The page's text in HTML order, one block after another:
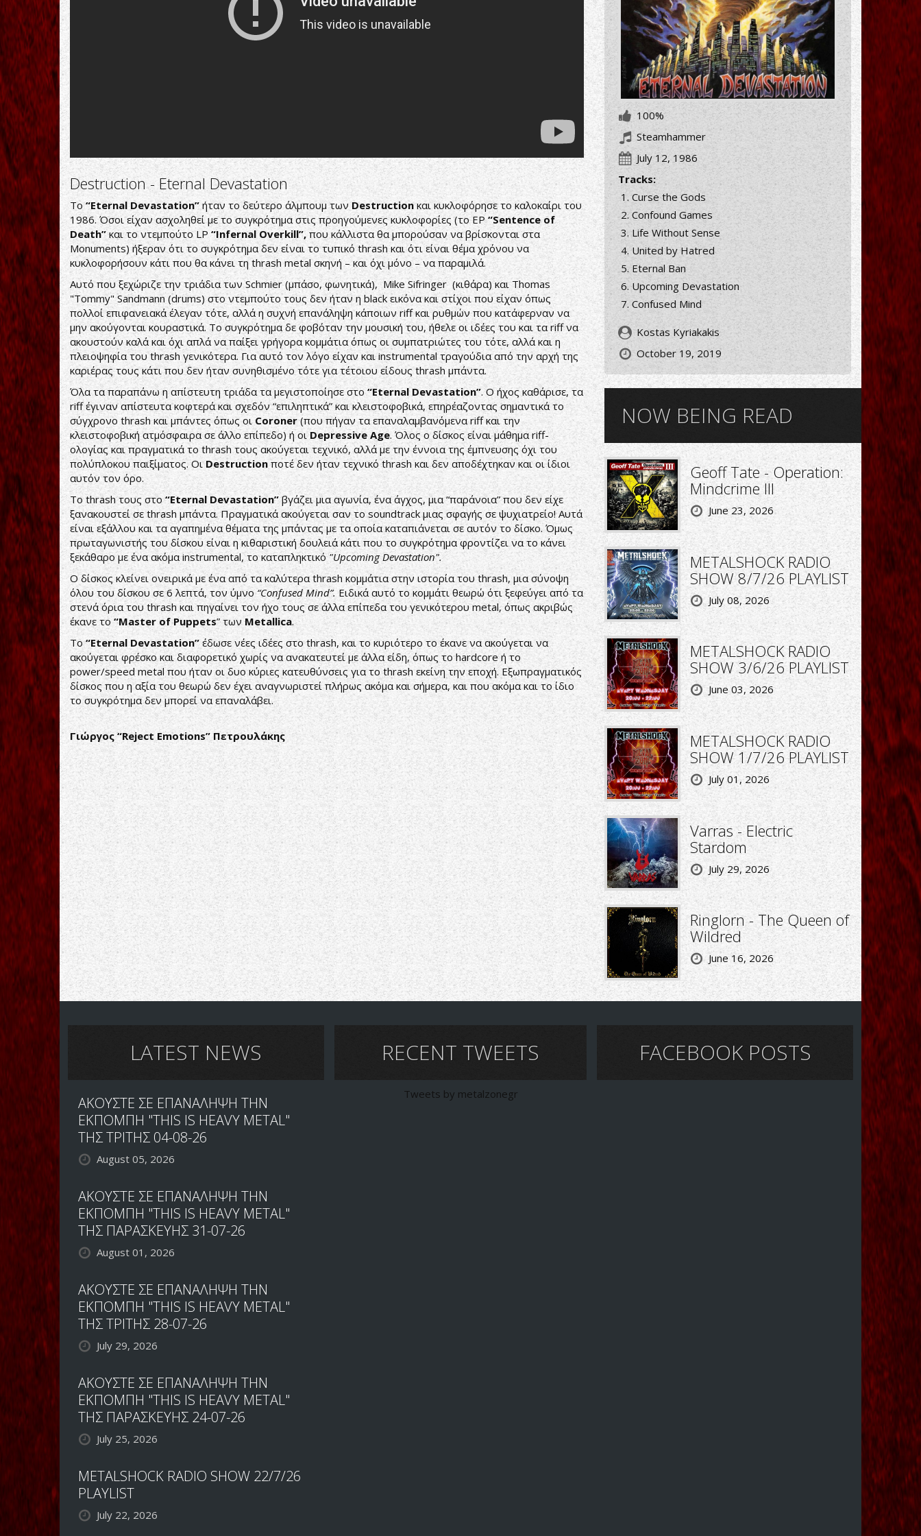
Destruction - Eternal Devastation
Το“Eternal Devastation”ήταν το δεύτερο άλμπουμ τωνDestructionκαι κυκλοφόρησε το καλοκαίρι του
1986. Όσοι είχαν ασχοληθεί με το συγκρότημα στις προηγούμενες κυκλοφορίες (το ΕΡ“Sentence of
Death”και το ντεμπούτο LP “Infernal Overkill”, που κάλλιστα θα μπορούσαν να βρίσκονται στα
Monuments) ήξεραν ότι το συγκρότημα δεν είναι το τυπικό thrash και ότι είναι θέμα χρόνου να
κυκλοφορήσουν κάτι που θα κάνει τη thrash metal σκηνή – και όχι μόνο – να παραμιλά.
Αυτό που ξεχώριζε την τριάδια των Schmier (μπάσο, φωνητικά), Mike Sifringer (κιθάρα) και Thomas
"Tommy" Sandmann (drums) στο ντεμπούτο τους δεν ήταν η black εικόνα και στίχοι που είχαν όπως
πολλοί επιφανειακά έλεγαν τότε, αλλά η συχνή επανάληψη κάποιων riff και ρυθμών που κατάφερναν να
μην ακούγονται κουραστικά. Το συγκρότημα δε φοβόταν την μουσική του, ήθελε οι ιδέες του και τα riff να
ακουστούν καλά και όχι απλά να παίξει γρήγορα κομμάτια όπως οι συμπατριώτες του τότε, αλλά και η
πλειοψηφία του thrash γενικότερα. Για αυτό τον λόγο είχαν και instrumental τραγούδια από την αρχή της
καριέρας τους κάτι που δεν ήταν συνηθισμένο τότε για τέτοιου είδους thrash μπάντα.
Όλα τα παραπάνω η απίστευτη τριάδα τα μεγιστοποίησε στο“EternalDevastation”. Ο ήχος καθάρισε, τα
riff έγιναν απίστευτα κοφτερά και σχεδόν “επιληπτικά” και κλειστοφοβικά, επηρέαζοντας σημαντικά το
σύγχρονο thrash και μπάντες όπως οι Coroner(που πήγαν τα επαναλαμβανόμενα riff και την
κλειστοφοβική ατμόσφαιρα σε άλλο επίπεδο) ή οιDepressive Age. Όλος ο δίσκος είναι μάθημα riff-
oλογίας και πραγματικά το thrash τους ακούγεται τεχνικό, αλλά με την έννοια της έμπνευσης όχι του
πολύπλοκου παιξίματος. ΟιDestructionποτέ δεν ήταν τεχνικό thrash και δεν αποδέχτηκαν και οι ίδιοι
αυτόν τον όρο.
Το thrash τους στο“Eternal Devastation”βγάζει μια αγωνία, ένα άγχος, μια “παράνοια” που δεν είχε
ξανακουστεί σε thrash μπάντα. Πραγματικά ακούγεται σαν το soundtrack μιας σφαγής σε ψυχιατρείο! Αυτά
είναι εξάλλου και τα αγαπημένα θέματα της μπάντας με τα οποία καταπιάνεται σε αυτόν το δίσκο. Όμως
πρωταγωνιστής του δίσκου είναι η κιθαριστική δουλειά κάτι που το συγκρότημα φροντίζει να το κάνει
ξεκάθαρο με ένα ακόμα instrumental, το καταπληκτικό "Upcoming Devastation".
Ο δίσκος κλείνει ονειρικά με ένα από τα καλύτερα thrash κομμάτια στην ιστορία του thrash, μια σύνοψη
όλου του δίσκου σε 6 λεπτά, τον ύμνο“Confused Mind”. Eιδικά αυτό το κομμάτι θεωρώ ότι ξεφεύγει από τα
στενά όρια του thrash και πηγαίνει τον ήχο τους σε άλλα επίπεδα του γενικότερου metal, όπως ακριβώς
έκανε το“Master of Puppets” τωνMetallica.
Το“Eternal Devastation”έδωσε νέες ιδέες στο thrash, και το κυριότερο το έκανε να ακούγεται να
ακούγεται φρέσκο και διαφορετικό χωρίς να ανακατευτεί με άλλα είδη, όπως το hardcore ή το
power/speed metal που ήταν οι δυο κύριες κατευθύνσεις για το thrash εκείνη την εποχή. Εξωπραγματικός
δίσκος που η αξία του θεωρώ δεν έχει αναγνωριστεί πλήρως ακόμα και σήμερα, και που ακόμα και το ίδιο
το συγκρότημα δεν μπορεί να επαναλάβει.
Γιώργος “Reject Emotions” Πετρουλάκης
100%
Steamhammer
July 12, 1986
Tracks:
Curse the Gods
Confound Games
Life Without Sense
United by Hatred
Eternal Ban
Upcoming Devastation
Confused Mind
Kostas Kyriakakis
October 19, 2019
NOW BEING READ
Geoff Tate - Operation:
Mindcrime III
June 23, 2026
METALSHOCK RADIO
SHOW 8/7/26 PLAYLIST
July 08, 2026
METALSHOCK RADIO
SHOW 3/6/26 PLAYLIST
June 03, 2026
METALSHOCK RADIO
SHOW 1/7/26 PLAYLIST
July 01, 2026
Varras - Electric
Stardom
July 29, 2026
Ringlorn - The Queen of
Wildred
June 16, 2026
LATEST NEWS
ΑΚΟΥΣΤΕ ΣΕ ΕΠΑΝΑΛΗΨΗ ΤΗΝ
ΕΚΠΟΜΠΗ "THIS IS HEAVY METAL"
ΤΗΣ ΤΡΙΤΗΣ 04-08-26
August 05, 2026
ΑΚΟΥΣΤΕ ΣΕ ΕΠΑΝΑΛΗΨΗ ΤΗΝ
ΕΚΠΟΜΠΗ "THIS IS HEAVY METAL"
ΤΗΣ ΠΑΡΑΣΚΕΥΗΣ 31-07-26
August 01, 2026
ΑΚΟΥΣΤΕ ΣΕ ΕΠΑΝΑΛΗΨΗ ΤΗΝ
ΕΚΠΟΜΠΗ "THIS IS HEAVY METAL"
ΤΗΣ ΤΡΙΤΗΣ 28-07-26
July 29, 2026
ΑΚΟΥΣΤΕ ΣΕ ΕΠΑΝΑΛΗΨΗ ΤΗΝ
ΕΚΠΟΜΠΗ "THIS IS HEAVY METAL"
ΤΗΣ ΠΑΡΑΣΚΕΥΗΣ 24-07-26
July 25, 2026
METALSHOCK RADIO SHOW 22/7/26
PLAYLIST
July 22, 2026
RECENT TWEETS
Tweets by metalzonegr
FACEBOOK POSTS